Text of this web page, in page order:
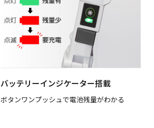
バッテリーインジケーター搭載
ボタンワンプッシュで電池残量がわかる